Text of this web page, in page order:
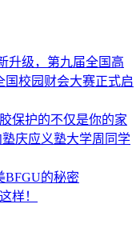
升级，第九届全国高
校园财会大赛正式启
保护的不仅是你的家
庆应义塾大学周同学
BFGU的秘密
样！